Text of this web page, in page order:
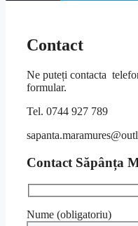
Contact
Ne puteți contacta
formular.
Tel. 0744 927 789
Contact Săpânța
Nume (obligatoriu)